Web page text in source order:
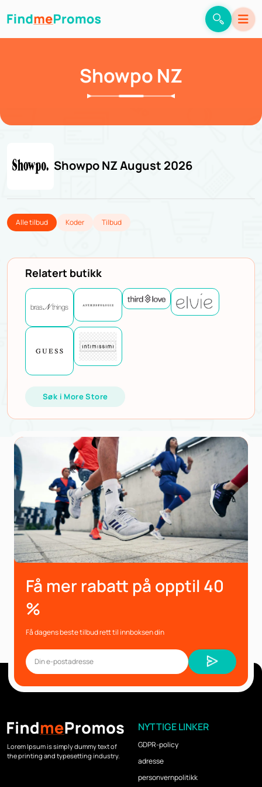
Showpo NZ
Showpo NZ August 2026
Alle tilbud Koder Tilbud
Relatert butikk
Søk i More Store
Få mer rabatt på opptil 40
%
Få dagens beste tilbud rett til innboksen din
Lorem Ipsum is simply dummy text of
the printing and typesetting industry.
NYTTIGE LINKER
GDPR-policy
adresse
personvernpolitikk